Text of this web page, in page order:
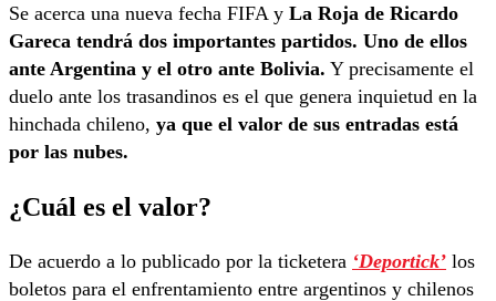
Se acerca una nueva fecha FIFA y La Roja de Ricardo
Gareca tendrá dos importantes partidos. Uno de ellos
ante Argentina y el otro ante Bolivia. Y precisamente el
duelo ante los trasandinos es el que genera inquietud en la
hinchada chileno, ya que el valor de sus entradas está
por las nubes.
¿Cuál es el valor?
De acuerdo a lo publicado por la ticketera ‘Deportick’ los
boletos para el enfrentamiento entre argentinos y chilenos